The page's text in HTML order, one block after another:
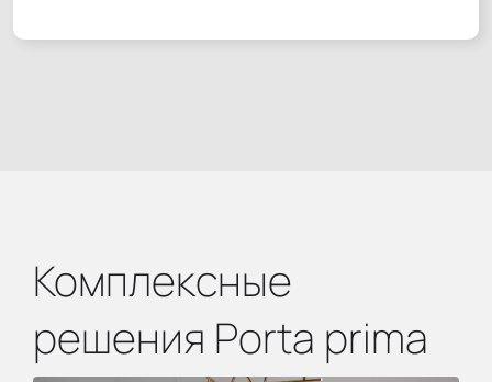
Комплексные
решения Porta prima